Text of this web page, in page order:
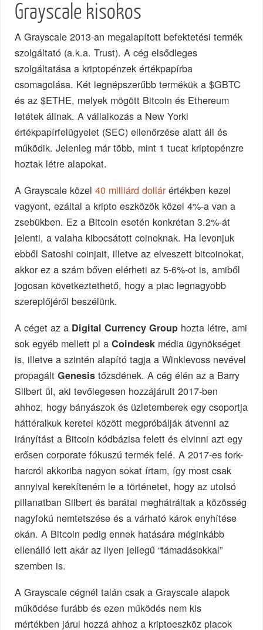
Grayscale kisokos
A Grayscale 2013-an megalapított befektetési termék
szolgáltató (a.k.a. Trust). A cég elsődleges
szolgáltatása a kriptopénzek értékpapírba
csomagolása. Két legnépszerűbb termékük a $GBTC
és az $ETHE, melyek mögött Bitcoin és Ethereum
letétek állnak. A vállalkozás a New Yorki
értékpapírfelügyelet (SEC) ellenőrzése alatt áll és
működik. Jelenleg már több, mint 1 tucat kriptopénzre
hoztak létre alapokat.
A Grayscale közel40 milliárd dollárértékben kezel
vagyont, ezáltal a kripto eszközök közel 4%-a van a
zsebükben. Ez a Bitcoin esetén konkrétan 3.2%-át
jelenti, a valaha kibocsátott coinoknak. Ha levonjuk
ebből Satoshi coinjait, illetve az elveszett bitcoinokat,
akkor ez a szám bőven elérheti az 5-6%-ot is, amiből
jogosan következtethető, hogy a piac legnagyobb
szereplőjéről beszélünk.
A céget az a Digital Currency Group hozta létre, ami
sok egyéb mellett pl aCoindesk média ügynökséget
is, illetve a szintén alapító tagja a Winklevoss nevével
propagáltGenesis tőzsdének. A cég élén az a Barry
Silbert ül, aki tevőlegesen hozzájárult 2017-ben
ahhoz, hogy bányászok és üzletemberek egy csoportja
háttéralkuk keretei között megpróbálják átvenni az
irányítást a Bitcoin kódbázisa felett és elvinni azt egy
erősen corporate fókuszú termék felé. A 2017-es fork-
harcról akkoriba nagyon sokat írtam, így most csak
annyival kerekíteném le a történetet, hogy az utolsó
pillanatban Silbert és barátai meghátráltak a közösség
nagyfokú nemtetszése és a várható károk enyhítése
okán. A Bitcoin pedig ennek hatására méginkább
ellenálló lett akár az ilyen jellegű “támadásokkal”
szemben is.
A Grayscale cégnél talán csak a Grayscale alapok
működése furább és ezen működés nem kis
mértékben járul hozzá ahhoz a kriptoeszköz piacok